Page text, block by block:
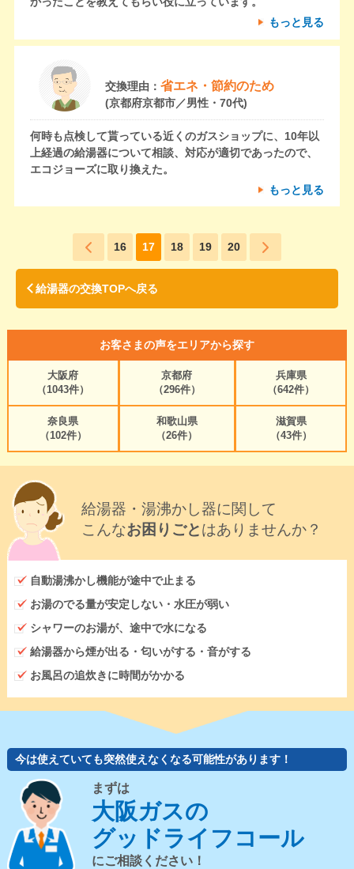
もっと見る
交換理由： 省エネ・節約のため
(京都府京都市／男性・70代)
何時も点検して貰っている近くのガスショップに、10年以
上経過の給湯器について相談、対応が適切であったので、
エコジョーズに取り換えた。
もっと見る
16 17 18 19 20
給湯器の交換TOPへ戻る
お客さまの声をエリアから探す
大阪府
（1043件）
京都府
（296件）
兵庫県
（642件）
奈良県
（102件）
和歌山県
（26件）
滋賀県
（43件）
給湯器・湯沸かし器に関して
こんなお困りごとはありませんか？
自動湯沸かし機能が途中で止まる
お湯のでる量が安定しない・水圧が弱い
シャワーのお湯が、途中で水になる
給湯器から煙が出る・匂いがする・音がする
お風呂の追炊きに時間がかかる
今は使えていても突然使えなくなる可能性があります！
まずは
大阪ガスの
グッドライフコール
にご相談ください！